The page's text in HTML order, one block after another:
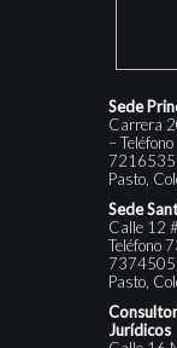
Sede
Carrera
– Teléfono
7216535
Pasto,
Sede
Calle 12
Teléfono
7374505
Pasto,
Jurídicos